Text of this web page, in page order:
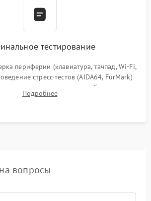
тестирование
периферии (клавиатура, тачпад, Wi-Fi,
стресс-тестов (AIDA64, FurMark)
режима и стабильности
под пиковой нагрузкой.
Подробнее
вопросы